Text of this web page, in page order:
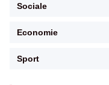
Sociale
Economie
Sport